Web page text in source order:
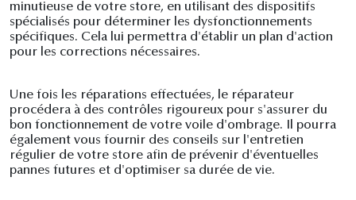
minutieuse de votre store, en utilisant des dispositifs
spécialisés pour déterminer les dysfonctionnements
spécifiques. Cela lui permettra d'établir un plan d'action
pour les corrections nécessaires.
Une fois les réparations effectuées, le réparateur
procédera à des contrôles rigoureux pour s'assurer du
bon fonctionnement de votre voile d'ombrage. Il pourra
également vous fournir des conseils sur l'entretien
régulier de votre store afin de prévenir d'éventuelles
pannes futures et d'optimiser sa durée de vie.